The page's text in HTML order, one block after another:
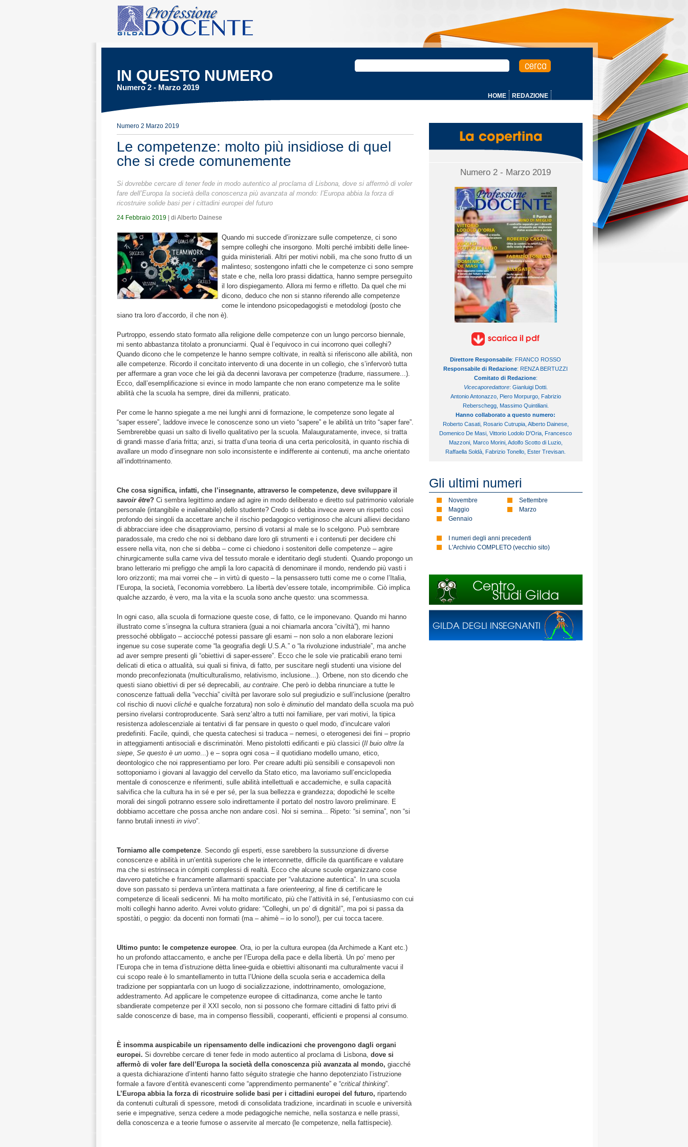
IN QUESTO NUMERO
Numero 2 - Marzo 2019
HOME REDAZIONE
Numero 2 Marzo 2019
Le competenze: molto più insidiose di quel
che si crede comunemente
Si dovrebbe cercare di tener fede in modo autentico al proclama di Lisbona, dove si affermò di voler
fare dell’Europa la società della conoscenza più avanzata al mondo: l’Europa abbia la forza di
ricostruire solide basi per i cittadini europei del futuro
24 Febbraio 2019 | di Alberto Dainese
Quando mi succede d’ironizzare sulle competenze, ci sono
sempre colleghi che insorgono. Molti perché imbibiti delle linee-
guida ministeriali. Altri per motivi nobili, ma che sono frutto di un
malinteso; sostengono infatti che le competenze ci sono sempre
state e che, nella loro prassi didattica, hanno sempre perseguìto
il loro dispiegamento. Allora mi fermo e rifletto. Da quel che mi
dicono, deduco che non si stanno riferendo alle competenze
come le intendono psicopedagogisti e metodologi (posto che
siano tra loro d’accordo, il che non è).
Purtroppo, essendo stato formato alla religione delle competenze con un lungo percorso biennale,
mi sento abbastanza titolato a pronunciarmi. Qual è l’equivoco in cui incorrono quei colleghi?
Quando dicono che le competenze le hanno sempre coltivate, in realtà si riferiscono alle abilità, non
alle competenze. Ricordo il concitato intervento di una docente in un collegio, che s’infervorò tutta
per affermare a gran voce che lei già da decenni lavorava per competenze (tradurre, riassumere...).
Ecco, dall’esemplificazione si evince in modo lampante che non erano competenze ma le solite
abilità che la scuola ha sempre, direi da millenni, praticato.
Per come le hanno spiegate a me nei lunghi anni di formazione, le competenze sono legate al
“saper essere”, laddove invece le conoscenze sono un vieto “sapere” e le abilità un trito “saper fare”.
Sembrerebbe quasi un salto di livello qualitativo per la scuola. Malauguratamente, invece, si tratta
di grandi masse d’aria fritta; anzi, si tratta d’una teoria di una certa pericolosità, in quanto rischia di
avallare un modo d’insegnare non solo inconsistente e indifferente ai contenuti, ma anche orientato
all’indottrinamento.
Che cosa significa, infatti, che l’insegnante, attraverso le competenze, deve sviluppare il
savoir être?Ci sembra legittimo andare ad agire in modo deliberato e diretto sul patrimonio valoriale
personale (intangibile e inalienabile) dello studente? Credo si debba invece avere un rispetto così
profondo dei singoli da accettare anche il rischio pedagogico vertiginoso che alcuni allievi decidano
di abbracciare idee che disapproviamo, persino di votarsi al male se lo scelgono. Può sembrare
paradossale, ma credo che noi si debbano dare loro gli strumenti e i contenuti per decidere chi
essere nella vita, non che si debba – come ci chiedono i sostenitori delle competenze – agire
chirurgicamente sulla carne viva del tessuto morale e identitario degli studenti. Quando propongo un
brano letterario mi prefiggo che ampli la loro capacità di denominare il mondo, rendendo più vasti i
loro orizzonti; ma mai vorrei che – in virtù di questo – la pensassero tutti come me o come l’Italia,
l’Europa, la società, l’economia vorrebbero. La libertà dev’essere totale, incomprimibile. Ciò implica
qualche azzardo, è vero, ma la vita e la scuola sono anche questo: una scommessa.
In ogni caso, alla scuola di formazione queste cose, di fatto, ce le imponevano. Quando mi hanno
illustrato come s’insegna la cultura straniera (guai a noi chiamarla ancora “civiltà”), mi hanno
pressoché obbligato ­– acciocché potessi passare gli esami – non solo a non elaborare lezioni
ingenue su cose superate come “la geografia degli U.S.A.” o “la rivoluzione industriale”, ma anche
ad aver sempre presenti gli “obiettivi di saper-essere”. Ecco che le sole vie praticabili erano temi
delicati di etica o attualità, sui quali si finiva, di fatto, per suscitare negli studenti una visione del
mondo preconfezionata (multiculturalismo, relativismo, inclusione...). Orbene, non sto dicendo che
questi siano obiettivi di per sé deprecabili, au contraire. Che però io debba rinunciare a tutte le
conoscenze fattuali della “vecchia” civiltà per lavorare solo sul pregiudizio e sull’inclusione (peraltro
col rischio di nuovi clichée qualche forzatura) non solo è diminutiodel mandato della scuola ma può
persino rivelarsi controproducente. Sarà senz’altro a tutti noi familiare, per vari motivi, la tipica
resistenza adolescenziale ai tentativi di far pensare in questo o quel modo, d’inculcare valori
predefiniti. Facile, quindi, che questa catechesi si traduca – nemesi, o eterogenesi dei fini – proprio
in atteggiamenti antisociali e discriminatòri. Meno pistolotti edificanti e più classici (Il buio oltre la
siepe, Se questo è un uomo...) e – sopra ogni cosa – il quotidiano modello umano, etico,
deontologico che noi rappresentiamo per loro. Per creare adulti più sensibili e consapevoli non
sottoponiamo i giovani al lavaggio del cervello da Stato etico, ma lavoriamo sull’enciclopedia
mentale di conoscenze e riferimenti, sulle abilità intellettuali e accademiche, e sulla capacità
salvifica che la cultura ha in sé e per sé, per la sua bellezza e grandezza; dopodiché le scelte
morali dei singoli potranno essere solo indirettamente il portato del nostro lavoro preliminare. E
dobbiamo accettare che possa anche non andare così. Noi si semina... Ripeto: “si semina”, non “si
fanno brutali innesti in vivo”.
Torniamo alle competenze. Secondo gli esperti, esse sarebbero la sussunzione di diverse
conoscenze e abilità in un’entità superiore che le interconnette, difficile da quantificare e valutare
ma che si estrinseca in cómpiti complessi di realtà. Ecco che alcune scuole organizzano cose
davvero patetiche e francamente allarmanti spacciate per “valutazione autentica”. In una scuola
dove son passato si perdeva un’intera mattinata a fare orienteering, al fine di certificare le
competenze di liceali sedicenni. Mi ha molto mortificato, più che l’attività in sé, l’entusiasmo con cui
molti colleghi hanno aderito. Avrei voluto gridare: “Colleghi, un po’ di dignità!”, ma poi si passa da
spostàti, o peggio: da docenti non formati (ma – ahimè – io lo sono!), per cui tocca tacere.
Ultimo punto: le competenze europee. Ora, io per la cultura europea (da Archimede a Kant etc.)
ho un profondo attaccamento, e anche per l’Europa della pace e della libertà. Un po’ meno per
l’Europa che in tema d’istruzione dètta linee-guida e obiettivi altisonanti ma culturalmente vacui il
cui scopo reale è lo smantellamento in tutta l’Unione della scuola seria e accademica della
tradizione per soppiantarla con un luogo di socializzazione, indottrinamento, omologazione,
addestramento. Ad applicare le competenze europee di cittadinanza, come anche le tanto
sbandierate competenze per il XXI secolo, non si possono che formare cittadini di fatto privi di
salde conoscenze di base, ma in compenso flessibili, cooperanti, efficienti e propensi al consumo.
È insomma auspicabile un ripensamento delle indicazioni che provengono dagli organi
europei. Si dovrebbe cercare di tener fede in modo autentico al proclama di Lisbona, dove si
affermò di voler fare dell’Europa la società della conoscenza più avanzata al mondo, giacché
a questa dichiarazione d’intenti hanno fatto séguito strategie che hanno depotenziato l’istruzione
formale a favore d’entità evanescenti come “apprendimento permanente” e “critical thinking”.
L’Europa abbia la forza di ricostruire solide basi per i cittadini europei del futuro, ripartendo
da contenuti culturali di spessore, metodi di consolidata tradizione, incardinati in scuole e università
serie e impegnative, senza cedere a mode pedagogiche nemiche, nella sostanza e nelle prassi,
della conoscenza e a teorie fumose o asservite al mercato (le competenze, nella fattispecie).
Numero 2 - Marzo 2019
Direttore Responsabile: FRANCO ROSSO
Responsabile di Redazione: RENZA BERTUZZI
Comitato di Redazione:
Vicecaporedattore: Gianluigi Dotti.
Antonio Antonazzo, Piero Morpurgo, Fabrizio
Reberschegg, Massimo Quintiliani.
Hanno collaborato a questo numero:
Roberto Casati, Rosario Cutrupia, Alberto Dainese,
Domenico De Masi, Vittorio Lodolo D'Oria, Francesco
Mazzoni, Marco Morini, Adolfo Scotto di Luzio,
Raffaella Soldà, Fabrizio Tonello, Ester Trevisan.
Gli ultimi numeri
Novembre
Settembre
Maggio
Marzo
Gennaio
I numeri degli anni precedenti
L'Archivio COMPLETO (vecchio sito)